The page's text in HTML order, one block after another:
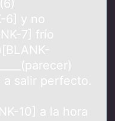
6] y no
7] frío
a salir perfecto.
10] a la hora